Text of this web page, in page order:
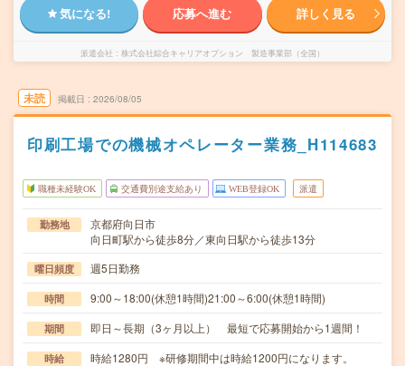
気になる! 応募へ進む 詳しく見る
派遣会社 株式会社綜合キャリアオプション 製造事業部（全国）
未読 掲載日 2026/08/05
印刷工場での機械オペレーター業務_H114683
職種未経験OK 交通費別途支給あり WEB登録OK 派遣
勤務地
京都府向日市
向日町駅から徒歩8分／東向日駅から徒歩13分
曜日頻度 週5日勤務
時間 9:00～18:00(休憩1時間)21:00～6:00(休憩1時間)
期間 即日～長期（3ヶ月以上） 最短で応募開始から1週間！
時給 時給1280円 ※研修期間中は時給1200円になります。